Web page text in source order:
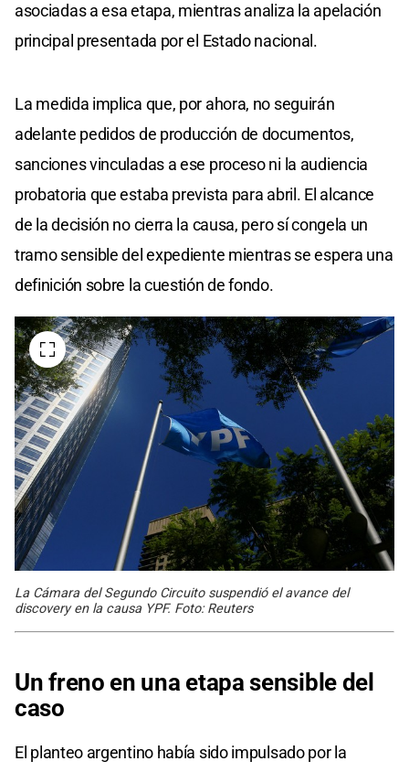
asociadas a esa etapa, mientras analiza la apelación
principal presentada por el Estado nacional.
La medida implica que, por ahora, no seguirán
adelante pedidos de producción de documentos,
sanciones vinculadas a ese proceso ni la audiencia
probatoria que estaba prevista para abril. El alcance
de la decisión no cierra la causa, pero sí congela un
tramo sensible del expediente mientras se espera una
definición sobre la cuestión de fondo.
La Cámara del Segundo Circuito suspendió el avance del
discovery en la causa YPF. Foto: Reuters
Un freno en una etapa sensible del
caso
El planteo argentino había sido impulsado por la